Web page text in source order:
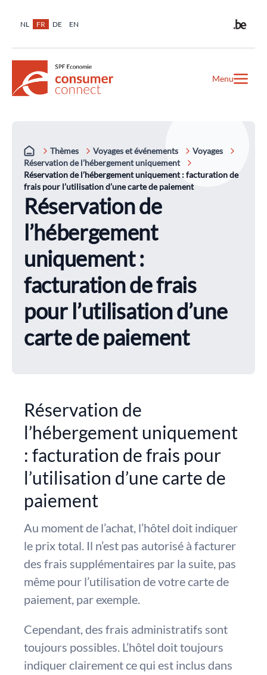
NL FR DE EN
Menu
Thèmes Voyages et événements
Voyages
Réservation de l’hébergement uniquement
Réservation de l’hébergement uniquement : facturation de
frais pour l’utilisation d’une carte de paiement
Réservation de
l’hébergement
uniquement :
facturation de frais
pour l’utilisation d’une
carte de paiement
Réservation de
l’hébergement uniquement
: facturation de frais pour
l’utilisation d’une carte de
paiement
Au moment de l’achat, l’hôtel doit indiquer
le prix total. Il n’est pas autorisé à facturer
des frais supplémentaires par la suite, pas
même pour l’utilisation de votre carte de
paiement, par exemple.
Cependant, des frais administratifs sont
toujours possibles. L’hôtel doit toujours
indiquer clairement ce qui est inclus dans